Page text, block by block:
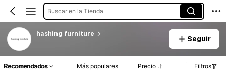
Buscar en la Tienda
hashing furniture
Seguir
Recomendados Más populares Precio Filtros